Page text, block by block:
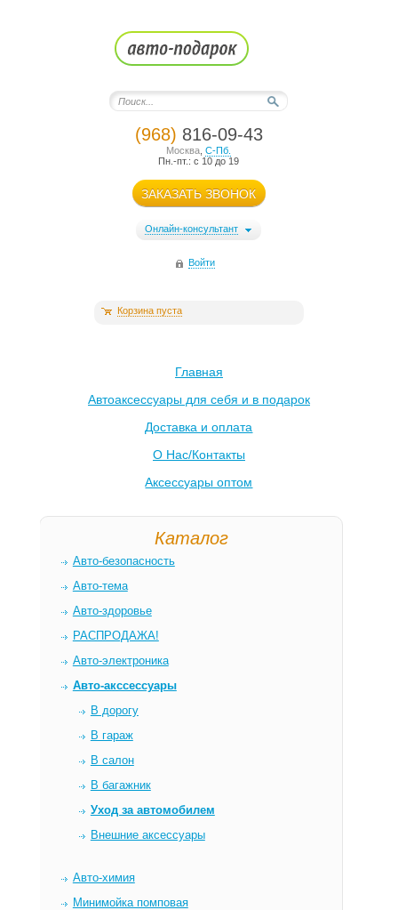
(968) 816-09-43
Москва ,С-Пб.
Пн.-пт.: с 10 до 19
ЗАКАЗАТЬ ЗВОНОК
Онлайн-консультант
Войти
Корзина пуста
Главная
Автоаксессуары для себя и в подарок
Доставка и оплата
О Нас/Контакты
Аксессуары оптом
Каталог
Авто-безопасность
Авто-тема
Авто-здоровье
РАСПРОДАЖА!
Авто-электроника
Авто-акссессуары
В дорогу
В гараж
В салон
В багажник
Уход за автомобилем
Внешние аксессуары
Авто-химия
Минимойка помповая